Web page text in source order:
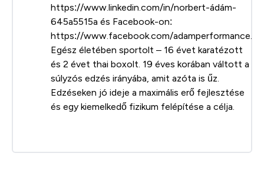
https://www.linkedin.com/in/norbert-ádám-
645a5515a és Facebook-on:
https://www.facebook.com/adamperformance.
Egész életében sportolt – 16 évet karatézott
és 2 évet thai boxolt. 19 éves korában váltott a
súlyzós edzés irányába, amit azóta is űz.
Edzéseken jó ideje a maximális erő fejlesztése
és egy kiemelkedő fizikum felépítése a célja.